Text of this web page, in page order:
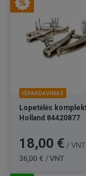
IŠPARDAVIMAS
Lopetėlės
Holland 84420877
Kaina
18,00 € / VNT
36,00 € / VNT